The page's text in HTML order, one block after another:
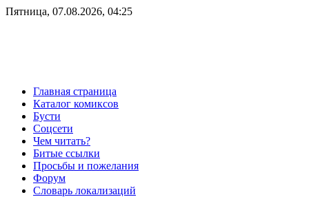
Пятница, 07.08.2026, 04:25
Главная страница
Каталог комиксов
Бусти
Соцсети
Чем читать?
Битые ссылки
Просьбы и пожелания
Форум
Словарь локализаций